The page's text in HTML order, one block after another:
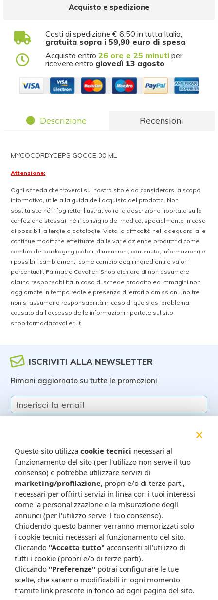
Acquisto e spedizione
Costi di spedizione € 6,50 in tutta Italia,
gratuita sopra i 59,90 euro di spesa
Acquista entro26 ore e 25 minuti per
ricevere entro giovedì 13 agosto
Descrizione Recensioni
MYCOCORDYCEPS GOCCE 30 ML
Attenzione:
Ogni scheda che troverai sul nostro sito è da considerarsi a scopo
informativo, utile alla guida dell’acquisto del prodotto. Non
sostituisce né il foglietto illustrativo (o la descrizione riportata sulla
confezione stessa), né il consiglio del medico, specialmente in caso
di possibili allergie o patologie. Vista la difficoltà nell’adeguarsi alle
continue modifiche effettuate dalle varie aziende produttrici come
cambio del packaging (colori, dimensioni, contenuto, informazioni) e
i possibili cambiamenti come cambio degli ingredienti e valori
percentuali, Farmacia Cavalieri Shop dichiara di non assumere
alcuna responsabilità in caso di schede prodotto ed immagini non
aggiornate in tempo reale e presenza di errori o omissioni. Inoltre
non si assumono responsabilità in caso di qualsiasi problema
causato dall’accesso delle informazioni riportate sul sito
shop.farmaciacavalieri.it.
ISCRIVITI ALLA NEWSLETTER
Rimani aggiornato su tutte le promozioni
Resta in contatto:(informativa sulla privacy)
Presta il consenso al trattamento dei propri dati da
parte di Farmacia Cavalieri per finalità di invio,
attraverso e-mail, SMS, MMS, fax ed altri mezzi
automatizzati o tradizionali (come telefonate con
operatore), di materiale pubblicitario, promozionale, di
comunicazione commerciale, di compimento di ricerche
di mercato e di vendita diretta in relazione a prodotti o
servizi di Farmacia Cavalieri.
Presta il consenso per attività di profilazione al fine di
×
Questo sito utilizza cookie tecnici necessari al
funzionamento del sito (per l'utilizzo non serve il tuo
consenso) e potrebbe utilizzare servizi di
marketing/profilazione, propri e/o di terze parti,
necessari per offrirti servizi in linea con i tuoi interessi
come la personalizzazione e la misurazione degli
annunci (per l'utilizzo serve il tuo consenso).
Chiudendo questo banner verranno memorizzati solo
i cookie tecnici necessari al funzionamento del sito.
Cliccando "Accetta tutto" acconsenti all'utilizzo di
tutti i cookie (propri e/o di terze parti).
Cliccando "Preferenze" potrai configurare le tue
scelte, che saranno modificabili in ogni momento
tramite link presente in fondo ad ogni pagina del sito.